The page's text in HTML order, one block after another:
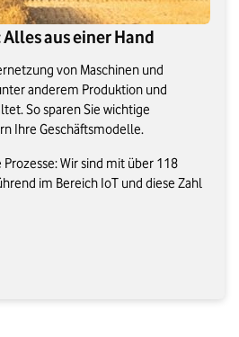
aus einer Hand
von Maschinen und
anderem Produktion und
So sparen Sie wichtige
Ihre Geschäftsmodelle.
Wir sind mit über 118
im Bereich IoT und diese Zahl